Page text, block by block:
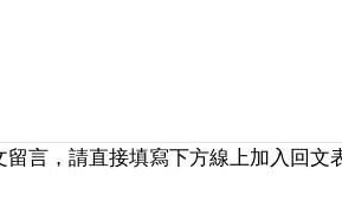
留言，請直接填寫下方線上加入回文